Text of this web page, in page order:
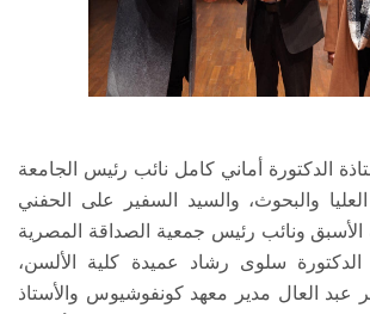
الدكتورة أماني كامل نائب رئيس الجامعة
والبحوث، والسيد السفير على الحفني
الأسبق ونائب رئيس جمعية الصداقة المصرية
الدكتورة سلوى رشاد عميدة كلية الألسن،
عبد العال مدير معهد كونفوشيوس والأستاذ